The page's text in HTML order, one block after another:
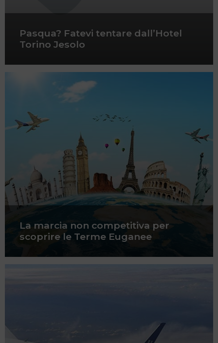
Pasqua? Fatevi tentare dall’Hotel
Torino Jesolo
La marcia non competitiva per
scoprire le Terme Euganee